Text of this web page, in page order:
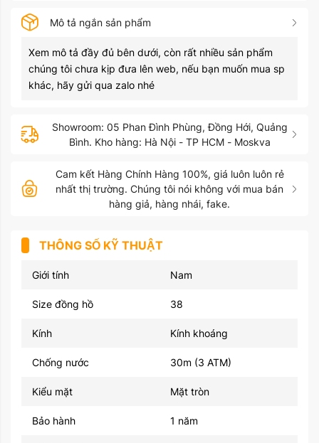
Mô tả ngắn sản phẩm
Xem mô tả đầy đủ bên dưới, còn rất nhiều sản phẩm
chúng tôi chưa kịp đưa lên web, nếu bạn muốn mua sp
khác, hãy gửi qua zalo nhé
Showroom: 05 Phan Đình Phùng, Đồng Hới, Quảng
Bình. Kho hàng: Hà Nội - TP HCM - Moskva
Cam kết Hàng Chính Hàng 100%, giá luôn luôn rẻ
nhất thị trường. Chúng tôi nói không với mua bán
hàng giả, hàng nhái, fake.
THÔNG SỐ KỸ THUẬT
Giới tính Nam
Size đồng hồ 38
Kính Kính khoáng
Chống nước 30m (3 ATM)
Kiểu mặt Mặt tròn
Bảo hành 1 năm